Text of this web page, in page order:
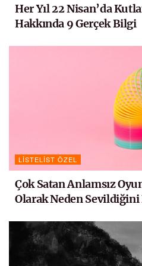
Her Yıl 22 Nisan’da
Hakkında 9 Gerçek Bilgi
LISTELIST ÖZEL
Çok Satan Anlamsız
Olarak Neden